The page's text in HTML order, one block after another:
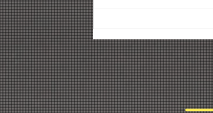
profissão de gestor de
frotas